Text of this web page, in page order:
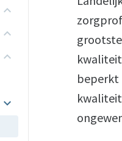
beperkt